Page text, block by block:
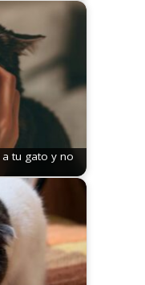
tu gato y no